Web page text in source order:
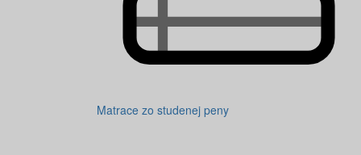
Matrace zo studenej peny